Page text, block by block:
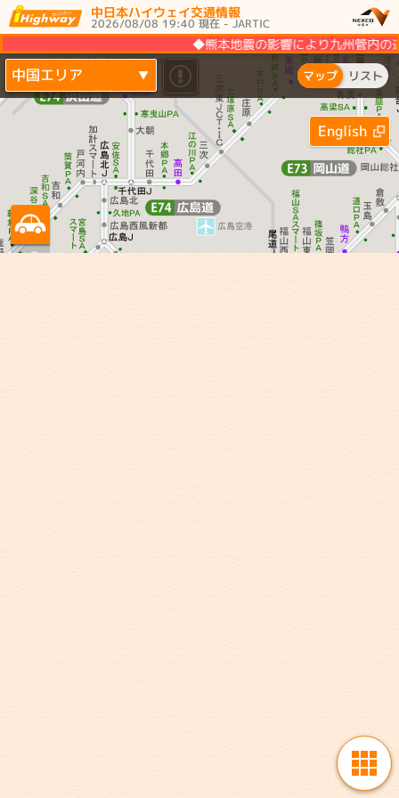
中日本ハイウェイ交通情報
2026/08/08 19:40 現在 - JARTIC
◆熊本地震の影響により九州管内の
中国エリア ▼ マップ リスト
English